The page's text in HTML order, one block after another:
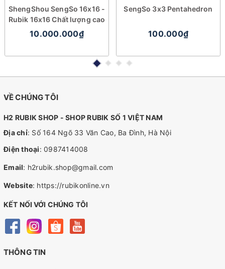
ShengShou SengSo 16x16 -
Rubik 16x16 Chất lượng cao
10.000.000₫
SengSo 3x3 Pentahedron
100.000₫
VỀ CHÚNG TÔI
H2 RUBIK SHOP - SHOP RUBIK SỐ 1 VIỆT NAM
Địa chỉ: Số 164 Ngõ 33 Văn Cao, Ba Đình, Hà Nội
Điện thoại: 0987414008
Email: h2rubik.shop@gmail.com
Website: https://rubikonline.vn
KẾT NỐI VỚI CHÚNG TÔI
THÔNG TIN